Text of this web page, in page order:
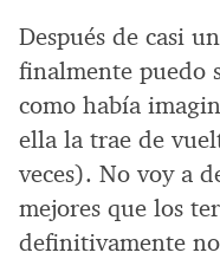
Después de casi
finalmente puedo
como había
ella la trae de
veces). No voy a
mejores que los
definitivamente